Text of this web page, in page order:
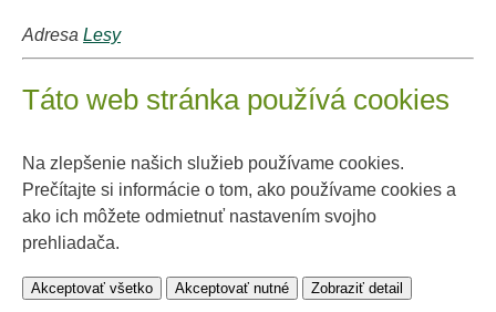
Adresa Lesy
Táto web stránka používá cookies
Na zlepšenie našich služieb používame cookies.
Prečítajte si informácie o tom, ako používame cookies a
ako ich môžete odmietnuť nastavením svojho
prehliadača.
Akceptovať všetko Akceptovať nutné Zobraziť detail